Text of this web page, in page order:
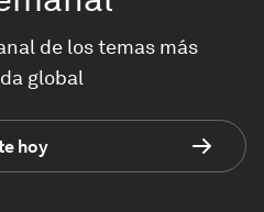
de los temas más
global
hoy